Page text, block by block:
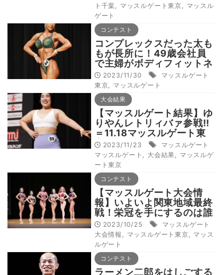
ト千葉
マッスルゲート東京
マッスル
ゲート
コンテスト
コンプレックスだった太も
もが長所に！49歳会社員
で主婦がボディフィットネ
ス優勝
2023/11/30
マッスルゲート
東京
マッスルゲート
大会結果
【マッスルゲート結果】ゆ
りやんレトリィバァ参戦‼︎
＝11.18マッスルゲート東
京2023/11/23
マッスルゲート
マッスルゲート
大会結果
マッスルゲ
ート東京
コンテスト
【マッスルゲート大会情
報】いよいよ関東地域最終
戦！栄冠を手にするのは誰
だ＝11月18日マッスルゲー
ト東京大会
2023/10/25
マッスルゲート
大会情報
マッスルゲート東京
マッス
ルゲート
コンテスト
ラーメン二郎をはしごする